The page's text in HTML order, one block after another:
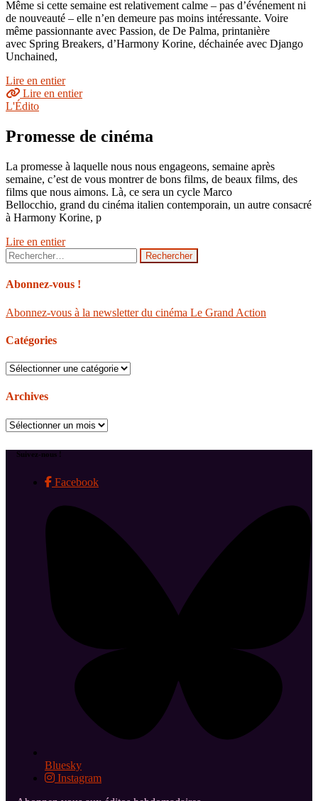
Même si cette semaine est relativement calme – pas d’événement ni
de nouveauté – elle n’en demeure pas moins intéressante. Voire
même passionnante avec Passion, de De Palma, printanière
avec Spring Breakers, d’Harmony Korine, déchainée avec Django
Unchained,
Lire en entier
Lire en entier
L'Édito
Promesse de cinéma
La promesse à laquelle nous nous engageons, semaine après
semaine, c’est de vous montrer de bons films, de beaux films, des
films que nous aimons. Là, ce sera un cycle Marco
Bellocchio, grand du cinéma italien contemporain, un autre consacré
à Harmony Korine, p
Lire en entier
Rechercher :
Abonnez-vous !
Abonnez-vous à la newsletter du cinéma Le Grand Action
Catégories
Catégories
Archives
Archives
Suivez-nous !
Facebook
Bluesky
Instagram